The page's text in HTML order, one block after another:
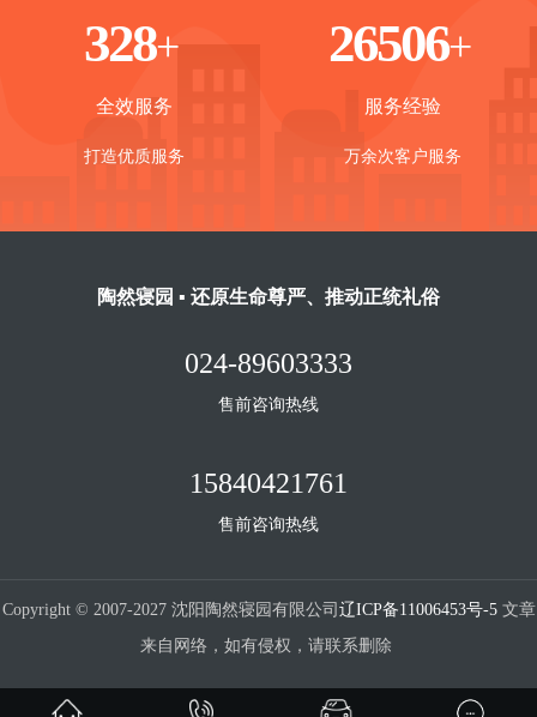
365+
全效服务
打造优质服务
30000+
服务经验
万余次客户服务
陶然寝园 ▪ 还原生命尊严、推动正统礼俗
024-89603333
售前咨询热线
15840421761
售前咨询热线
Copyright © 2007-2027 沈阳陶然寝园有限公司 辽ICP备11006453号-5文章
来自网络，如有侵权，请联系删除